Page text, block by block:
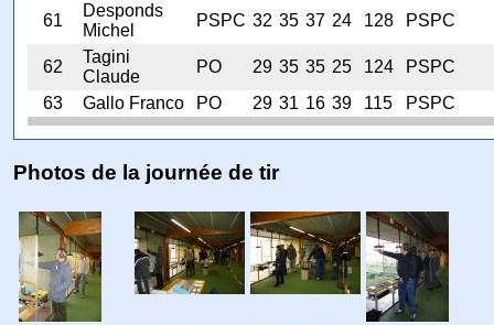
61
Desponds
Michel
PSPC 32 35 37 24 128 PSPC
62
Tagini
Claude
PO 29 35 35 25 124
PSPC
63
Gallo Franco PO 29 31 16 39 115 PSPC
Photos de la journée de tir